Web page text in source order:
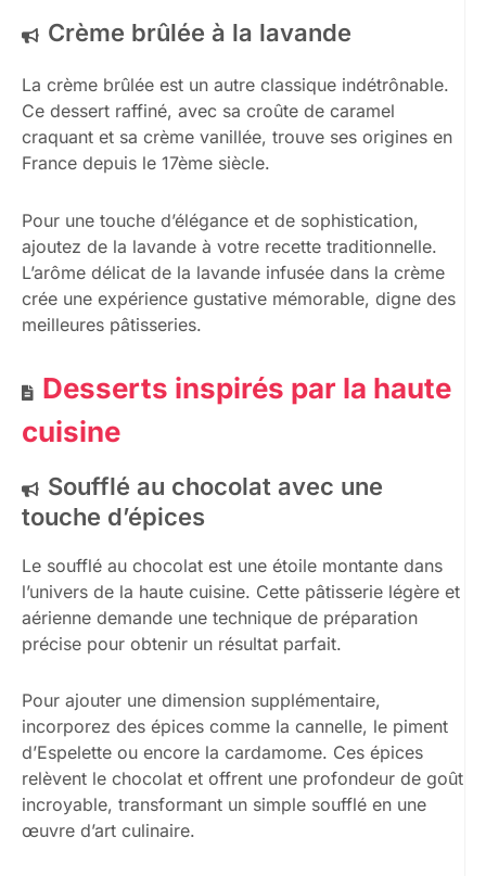
Crème brûlée à la lavande
La crème brûlée est un autre classique indétrônable.
Ce dessert raffiné, avec sa croûte de caramel
craquant et sa crème vanillée, trouve ses origines en
France depuis le 17ème siècle.
Pour une touche d’élégance et de sophistication,
ajoutez de la lavande à votre recette traditionnelle.
L’arôme délicat de la lavande infusée dans la crème
crée une expérience gustative mémorable, digne des
meilleures pâtisseries.
Desserts inspirés par la haute
cuisine
Soufflé au chocolat avec une
touche d’épices
Le soufflé au chocolat est une étoile montante dans
l’univers de la haute cuisine. Cette pâtisserie légère et
aérienne demande une technique de préparation
précise pour obtenir un résultat parfait.
Pour ajouter une dimension supplémentaire,
incorporez des épices comme la cannelle, le piment
d’Espelette ou encore la cardamome. Ces épices
relèvent le chocolat et offrent une profondeur de goût
incroyable, transformant un simple soufflé en une
œuvre d’art culinaire.